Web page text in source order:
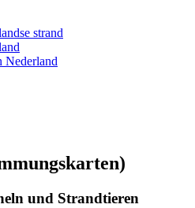
strand
Nederland
und Strandtieren